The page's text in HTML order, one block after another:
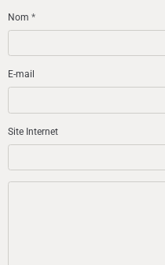
Nom
E-mail
Site Internet